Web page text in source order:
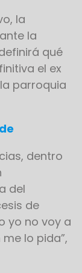
la
la
qué
el ex
parroquia
dentro
del
de
yo no voy a
lo pida”,